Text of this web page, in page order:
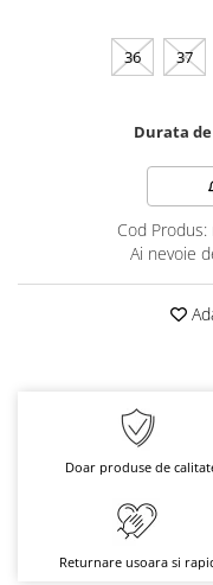
36 37
Durata
Cod Produs:
Ai nevoie
Doar produse de
Returnare usoara si